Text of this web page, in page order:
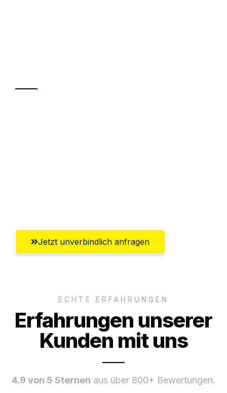
Jetzt unverbindlich anfragen
ECHTE ERFAHRUNGEN
Erfahrungen unserer
Kunden mit uns
4.9 von 5 Sternen aus über 800+ Bewertungen.